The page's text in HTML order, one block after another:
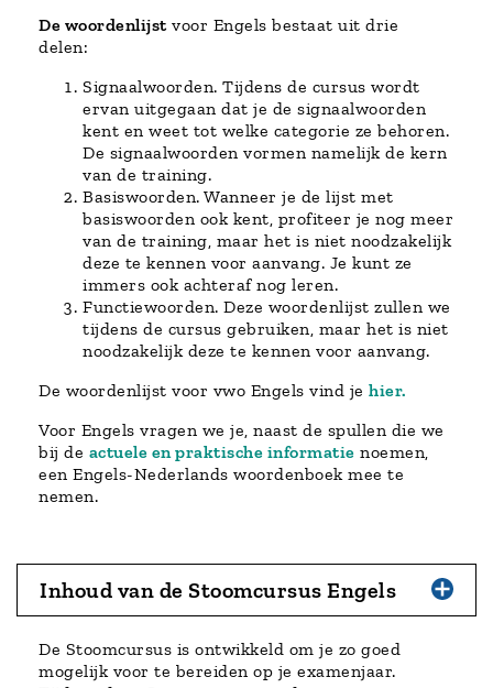
De woordenlijst voor Engels bestaat uit drie
delen:
Signaalwoorden. Tijdens de cursus wordt
ervan uitgegaan dat je de signaalwoorden
kent en weet tot welke categorie ze behoren.
De signaalwoorden vormen namelijk de kern
van de training.
Basiswoorden. Wanneer je de lijst met
basiswoorden ook kent, profiteer je nog meer
van de training, maar het is niet noodzakelijk
deze te kennen voor aanvang. Je kunt ze
immers ook achteraf nog leren.
Functiewoorden. Deze woordenlijst zullen we
tijdens de cursus gebruiken, maar het is niet
noodzakelijk deze te kennen voor aanvang.
De woordenlijst voor vwo Engels vind je hier.
Voor Engels vragen we je, naast de spullen die we
bij de actuele en praktische informatie noemen,
een Engels-Nederlands woordenboek mee te
nemen.
Inhoud van de Stoomcursus Engels
De Stoomcursus is ontwikkeld om je zo goed
mogelijk voor te bereiden op je examenjaar.